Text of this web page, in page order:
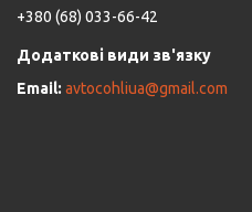
+380 (68) 033-66-42
avtocohliua@gmail.com